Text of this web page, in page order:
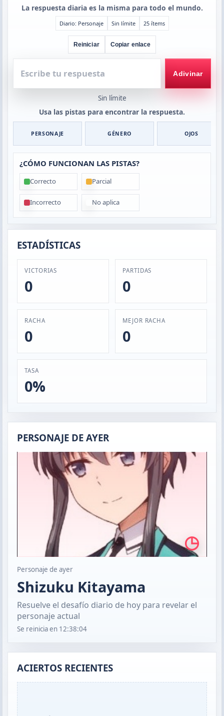
La respuesta diaria es la misma para todo el mundo.
Diario: Personaje Sin límite 25 ítems
Reiniciar Copiar enlace
respuesta
Adivinar
Sin límite
Usa las pistas para encontrar la respuesta.
PERSONAJE GÉNERO OJOS
¿CÓMO FUNCIONAN LAS PISTAS?
Correcto Parcial
Incorrecto No aplica
ESTADÍSTICAS
VICTORIAS
0
PARTIDAS
0
RACHA
0
MEJOR RACHA
0
TASA
0%
PERSONAJE DE AYER
◷
Personaje de ayer
Shizuku Kitayama
Resuelve el desafío diario de hoy para revelar el
personaje actual
Se reinicia en 12:38:03
ACIERTOS RECIENTES